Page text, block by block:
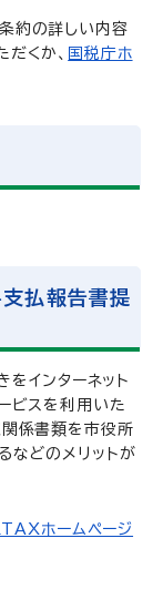
約の詳しい内容
くか、 国税庁ホ
払報告書提
インターネット
ビスを利用いた
関係書類を市役所
などのメリットが
ホームページ